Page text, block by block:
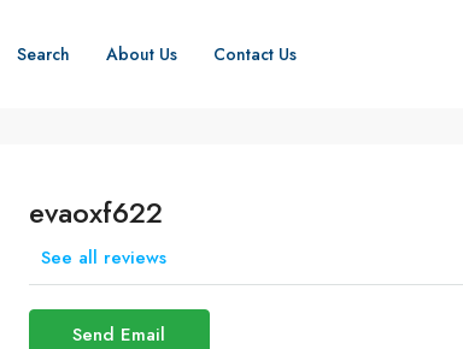
Search About Us Contact Us
evaoxf622
See all reviews
Send Email